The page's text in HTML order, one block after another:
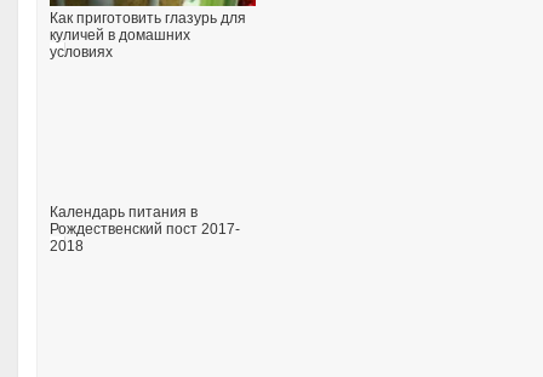
Как приготовить глазурь для
куличей в домашних
условиях
Календарь питания в
Рождественский пост 2017-
2018